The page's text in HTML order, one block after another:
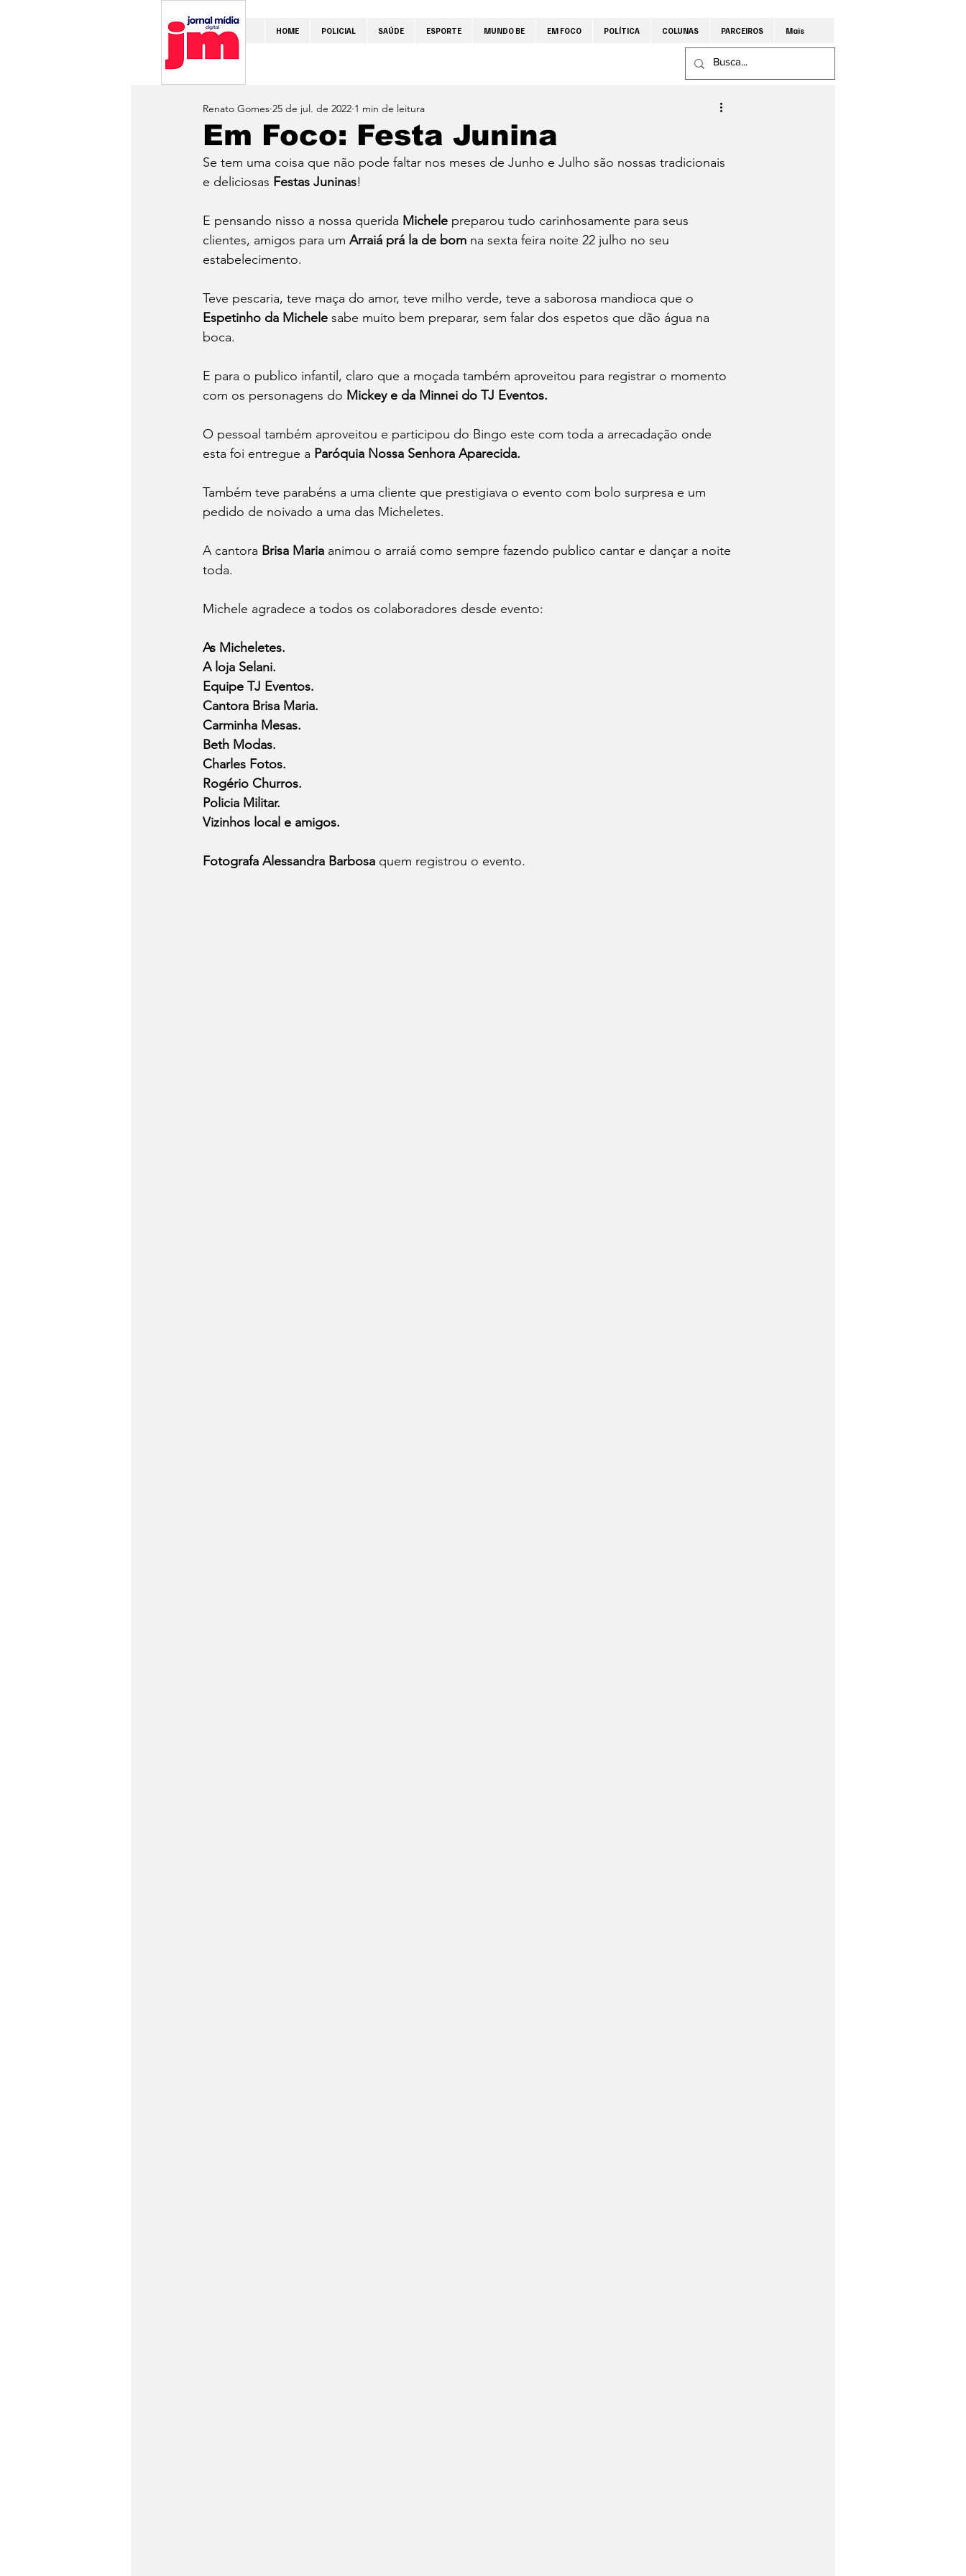
HOME POLICIAL SAÚDE ESPORTE MUNDO BE EM FOCO POLÍTICA COLUNAS PARCEIROS Mais
Em Foco: Festa Junina
Renato Gomes 25 de jul. de 2022 1 min de leitura
Se tem uma coisa que não pode faltar nos meses de Junho e Julho são nossas tradicionais
e deliciosas Festas Juninas!
E pensando nisso a nossa querida Michele preparou tudo carinhosamente para seus
clientes, amigos para um Arraiá prá la de bom na sexta feira noite 22 julho no seu
estabelecimento.
Teve pescaria, teve maça do amor, teve milho verde, teve a saborosa mandioca que o
Espetinho da Michele sabe muito bem preparar, sem falar dos espetos que dão água na
boca.
E para o publico infantil, claro que a moçada também aproveitou para registrar o momento
com os personagens do Mickey e da Minnei do TJ Eventos.
O pessoal também aproveitou e participou do Bingo este com toda a arrecadação onde
esta foi entregue a Paróquia Nossa Senhora Aparecida.
Também teve parabéns a uma cliente que prestigiava o evento com bolo surpresa e um
pedido de noivado a uma das Micheletes.
A cantora Brisa Maria animou o arraiá como sempre fazendo publico cantar e dançar a noite
toda.
Michele agradece a todos os colaboradores desde evento:
As Micheletes.
A loja Selani.
Equipe TJ Eventos.
Cantora Brisa Maria.
Carminha Mesas.
Beth Modas.
Charles Fotos.
Rogério Churros.
Policia Militar.
Vizinhos local e amigos.
Fotografa Alessandra Barbosa quem registrou o evento.